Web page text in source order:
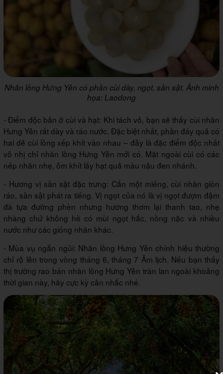
Nhãn lồng Hưng Yên có phần cùi dày, ngọt, sần sật. Ảnh minh
họa: Laodong
- Điểm độc bản ở cùi và hạt: Khi tách vỏ, bạn sẽ thấy cùi nhãn
Hưng Yên rất dày và ráo nước. Đặc biệt nhất, phần đáy quả có
hai dẻ cùi lồng xếp khít vào nhau – đây là đặc điểm độc nhất
vô nhị chỉ nhãn lồng Hưng Yên mới có. Mặt ngoài cùi có các
nếp nhăn nhẹ, ôm khít lấy hạt quả màu nâu đen nhánh.
- Hương vị sần sật đặc trưng: Cắn một miếng, cùi nhãn giòn
ráo, sần sật phát ra tiếng. Vị ngọt của nó là vị ngọt đượm đậm
đà tựa đường phèn nhưng hương thơm lại thanh tao, nhẹ
nhàng chứ không hề có mùi ngọt hắc, nồng nặc và nhiều
nước như các giống nhãn khác.
- Mùa vụ ngắn ngủi: Nhãn lồng Hưng Yên chính hiệu thường
chỉ rộ lên trong vòng tháng 6, tháng 7 Âm lịch. Nếu bạn thấy
thị trường rao bán nhãn lồng Hưng Yên tràn lan ngoài khoảng
thời gian này, hãy cực kỳ cân nhắc nhé.